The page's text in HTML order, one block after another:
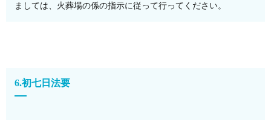
ましては、火葬場の係の指示に従って行ってください。
6.初七日法要